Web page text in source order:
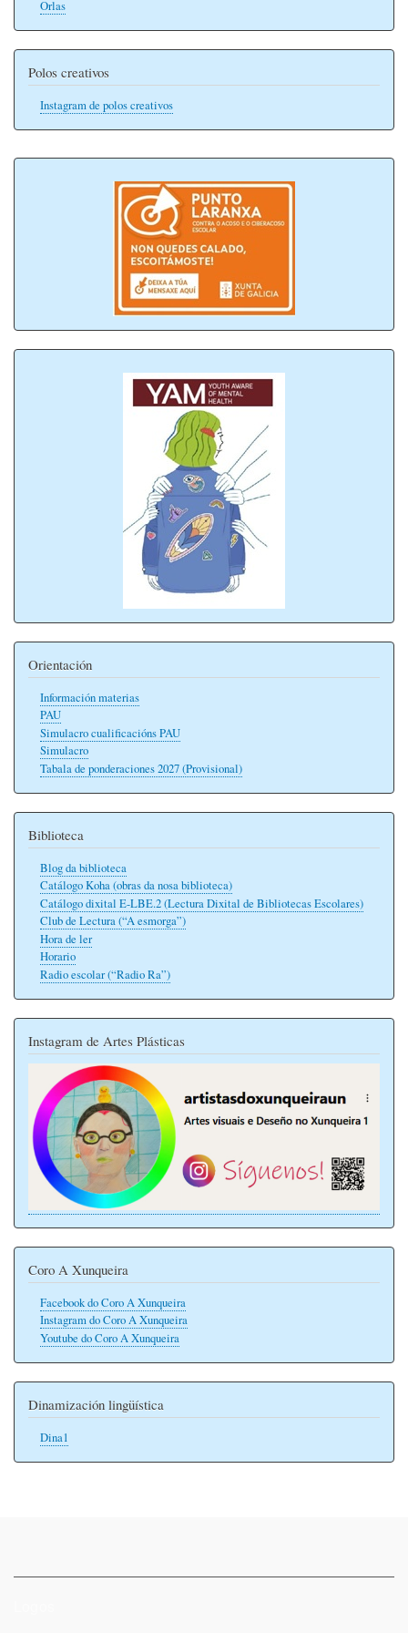
Orlas
Polos creativos
Instagram de polos creativos
Orientación
Información materias
PAU
Simulacro cualificacións PAU
Simulacro
Tabala de ponderaciones 2027 (Provisional)
Biblioteca
Blog da biblioteca
Catálogo Koha (obras da nosa biblioteca)
Catálogo dixital E-LBE.2 (Lectura Dixital de Bibliotecas Escolares)
Club de Lectura (“A esmorga”)
Hora de ler
Horario
Radio escolar (“Radio Ra”)
Instagram de Artes Plásticas
Coro A Xunqueira
Facebook do Coro A Xunqueira
Instagram do Coro A Xunqueira
Youtube do Coro A Xunqueira
Dinamización lingüística
Dina1